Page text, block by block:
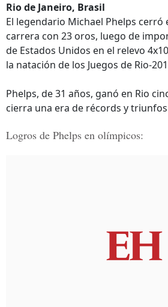
Rio de Janeiro, Brasil
El legendario Michael Phelps cerró
carrera con 23 oros, luego de
de Estados Unidos en el relevo
la natación de los Juegos de Rio-
Phelps, de 31 años, ganó en Rio
cierra una era de récords y
Logros de Phelps en olímpicos: